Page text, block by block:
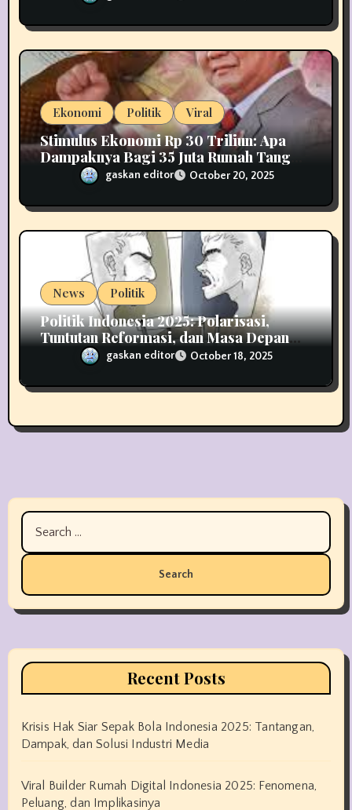
Ekonomi Politik Viral
Stimulus Ekonomi Rp 30 Triliun: Apa
Dampaknya Bagi 35 Juta Rumah Tangga
di Indonesia?gaskan editor October 20, 2025
News Politik
Politik Indonesia 2025: Polarisasi,
Tuntutan Reformasi, dan Masa Depan
Demokrasigaskan editor October 18, 2025
Search
for:
Recent Posts
Krisis Hak Siar Sepak Bola Indonesia 2025: Tantangan,
Dampak, dan Solusi Industri Media
Viral Builder Rumah Digital Indonesia 2025: Fenomena,
Peluang, dan Implikasinya